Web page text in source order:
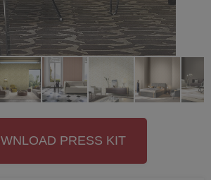
PRESS KIT